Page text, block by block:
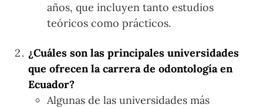
años, que incluyen tanto estudios
teóricos como prácticos.
¿Cuáles son las principales universidades
que ofrecen la carrera de odontología en
Ecuador?
Algunas de las universidades más